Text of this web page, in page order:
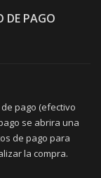
DE PAGO
pago (efectivo
se abrira una
de pago para
la compra.